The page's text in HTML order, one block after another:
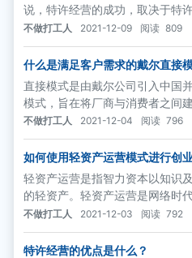
说，特许经营的成功，取决于特
准化、以及提供的支持。（1）特
不做打工人 2021-12-09 阅读 809
什么是满足客户需求的戴尔直接
直接模式是由戴尔公司引入中国
模式，旨在将厂商与消费者之间
到消费者的订购信息后，即组织
进行安装，并提供售后支持。对
数是通过电话进行直接销售；针
现场的实地销售。
不做打工人 2021-12-04 阅读 796
如何使用轻资产运营模式进行创
轻资产运营是指智力资本以知识
的轻资产。轻资产运营是网络时
新结构，是一种以价值为驱动的
力资源管理为纽带，通过建立良
的生存和发展。
不做打工人 2021-12-03 阅读 792
特许经营的优点是什么？